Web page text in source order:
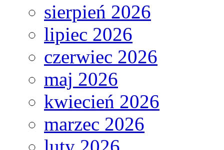
sierpień 2026
lipiec 2026
czerwiec 2026
maj 2026
kwiecień 2026
marzec 2026